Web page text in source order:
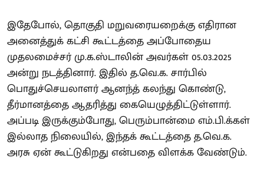
இதேபோல், தொகுதி மறுவரையறைக்கு எதிரான
அனைத்துக் கட்சி கூட்டத்தை அப்போதைய
முதலமைச்சர் மு.க.ஸ்டாலின் அவர்கள் 05.03.2025
அன்று நடத்தினார். இதில் த.வெ.க. சார்பில்
பொதுச்செயலாளர் ஆனந்த் கலந்து கொண்டு,
தீர்மானத்தை ஆதரித்து கையெழுத்திட்டுள்ளார்.
அப்படி இருக்கும்போது, பெரும்பான்மை எம்.பி.க்கள்
இல்லாத நிலையில், இந்தக் கூட்டத்தை த.வெ.க.
அரசு ஏன் கூட்டுகிறது என்பதை விளக்க வேண்டும்.